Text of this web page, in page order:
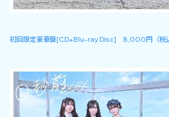
初回限定豪華盤[CD+Blu-ray Disc] 8,000円（税